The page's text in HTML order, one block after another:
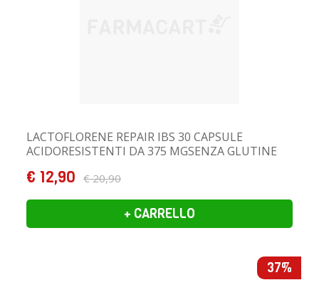
LACTOFLORENE REPAIR IBS 30 CAPSULE
ACIDORESISTENTI DA 375 MGSENZA GLUTINE
€ 12,90 € 20,90
+ CARRELLO
37%